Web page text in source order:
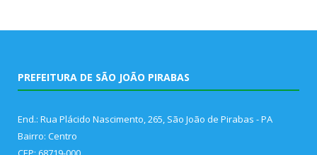
PREFEITURA DE SÃO JOÃO PIRABAS
End.: Rua Plácido Nascimento, 265, São João de Pirabas - PA
Bairro: Centro